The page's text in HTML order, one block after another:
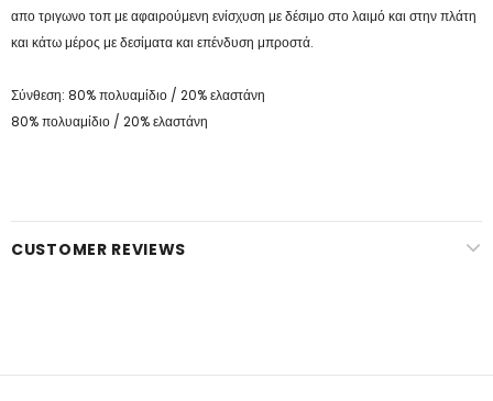
απο τριγωνο τοπ με αφαιρούμενη ενίσχυση με δέσιμο στο λαιμό και στην πλάτη
και κάτω μέρος με δεσίματα και επένδυση μπροστά.
Σύνθεση: 80% πολυαμίδιο / 20% ελαστάνη
80% πολυαμίδιο / 20% ελαστάνη
CUSTOMER REVIEWS